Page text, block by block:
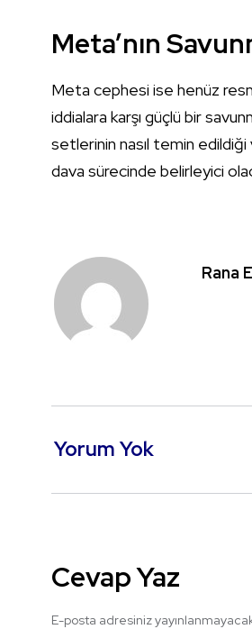
Meta’nın
Meta cephesi ise henüz
iddialara karşı güçlü bir
setlerinin nasıl temin edildiği
dava sürecinde belirleyici
Rana
Yorum Yok
Cevap Yaz
E-posta adresiniz